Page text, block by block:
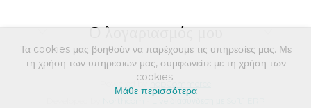
Ο λογαριασμός μου
Powered by nopCommerce
Τα cookies μας βοηθούν να παρέχουμε τις υπηρεσίες μας. Με
τη χρήση των υπηρεσιών μας, συμφωνείτε με τη χρήση των
cookies.
Μάθε περισσότερα